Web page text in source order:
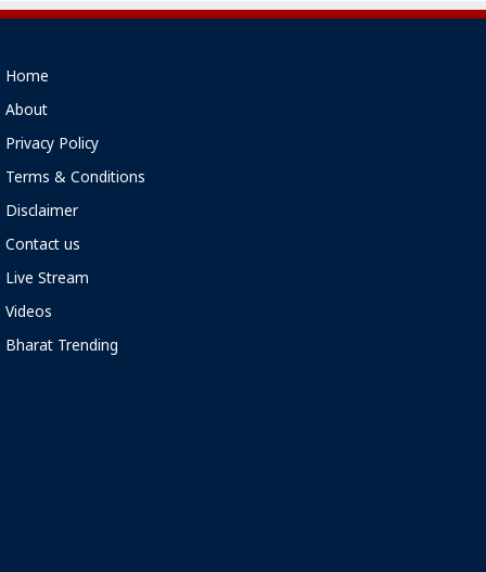
Home
About
Privacy Policy
Terms & Conditions
Disclaimer
Contact us
Live Stream
Videos
Bharat Trending